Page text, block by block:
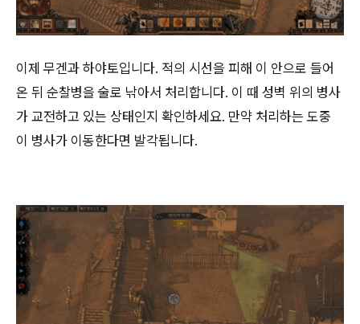
이제 무겐과 하야토입니다. 적의 시선을 피해 이 안으로 들어
온 뒤 순찰병을 술로 낚아서 처리합니다. 이 때 성벽 위의 병사
가 교전하고 있는 상태인지 확인하세요. 만약 처리하는 도중
이 병사가 이동한다면 발각됩니다.